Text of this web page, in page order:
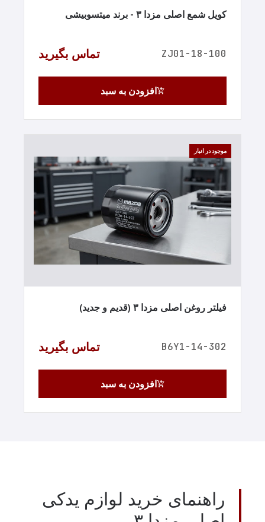
کویل شمع اصلی مزدا ۳ - برند میتسوبیشی
ZJ01-18-100 تماس بگیرید
add_shopping_cartافزودن به سبد
موجود در انبار
فیلتر روغن اصلی مزدا ۳ (قدیم و جدید)
B6Y1-14-302 تماس بگیرید
add_shopping_cartافزودن به سبد
راهنمای خرید لوازم یدکی